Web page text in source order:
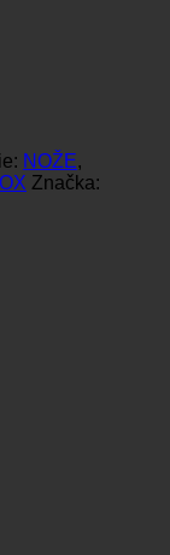
NOŽE,
Značka: